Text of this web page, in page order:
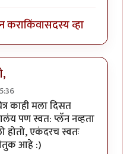
कराकिंवासदस्य व्हा
काही मला दिसत
पण स्वत: प्लॅन नव्हता
होतो, एकंदरच स्वतः
आहे :)